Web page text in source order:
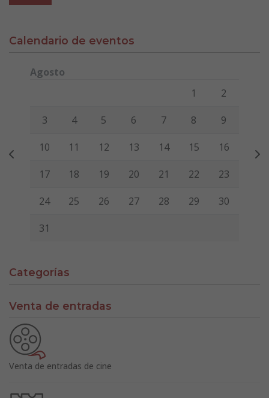
Calendario de eventos
Agosto
Viernes Sábado
1 2
3 4 5 6 7 8 9
10 11 12 13 14 15 16
17 18 19 20 21 22 23
24 25 26 27 28 29 30
31
Categorías
Venta de entradas
Venta de entradas de cine